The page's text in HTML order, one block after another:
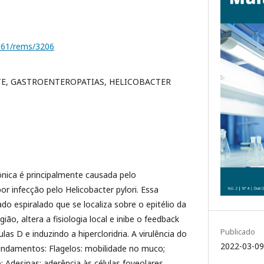
rems/3206
GASTROENTEROPATIAS, HELICOBACTER
é principalmente causada pelo
infecção pelo Helicobacter pylori. Essa
espiralado que se localiza sobre o epitélio da
altera a fisiologia local e inibe o feedback
D e induzindo a hipercloridria. A virulência do
Flagelos: mobilidade no muco;
Publicado
2022-03-09